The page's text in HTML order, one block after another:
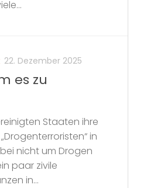
22. Dezember 2025
es zu
Staaten ihre
in
nicht um Drogen
paar zivile
in...